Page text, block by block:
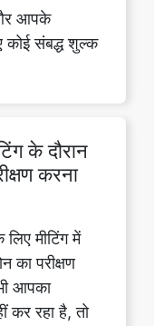
आपके
कोई संबद्ध शुल्क
के दौरान
करना
मीटिंग में
का परीक्षण
आपका
कर रहा है, तो